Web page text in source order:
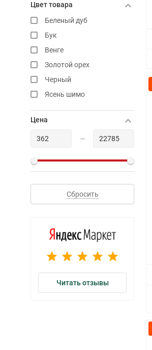
Цвет товара
Беленый дуб
Бук
Венге
Золотой орех
Черный
Ясень шимо
Цена
—
Сбросить
Читать отзывы